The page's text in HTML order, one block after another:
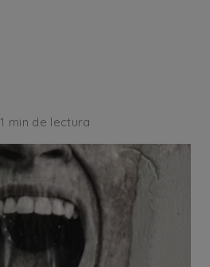
1 min de lectura